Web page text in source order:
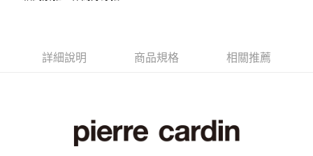
每筆NT$60，滿NT$1,200(含以上)免運費
每筆NT$60，滿NT$1,200(含以上)免運費
詳細說明 商品規格 相關推薦